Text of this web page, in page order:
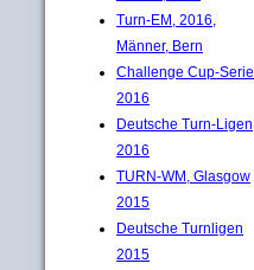
Turn-EM, 2016,
Männer, Bern
Challenge Cup-Serie
2016
Deutsche Turn-Ligen
2016
TURN-WM, Glasgow
2015
Deutsche Turnligen
2015